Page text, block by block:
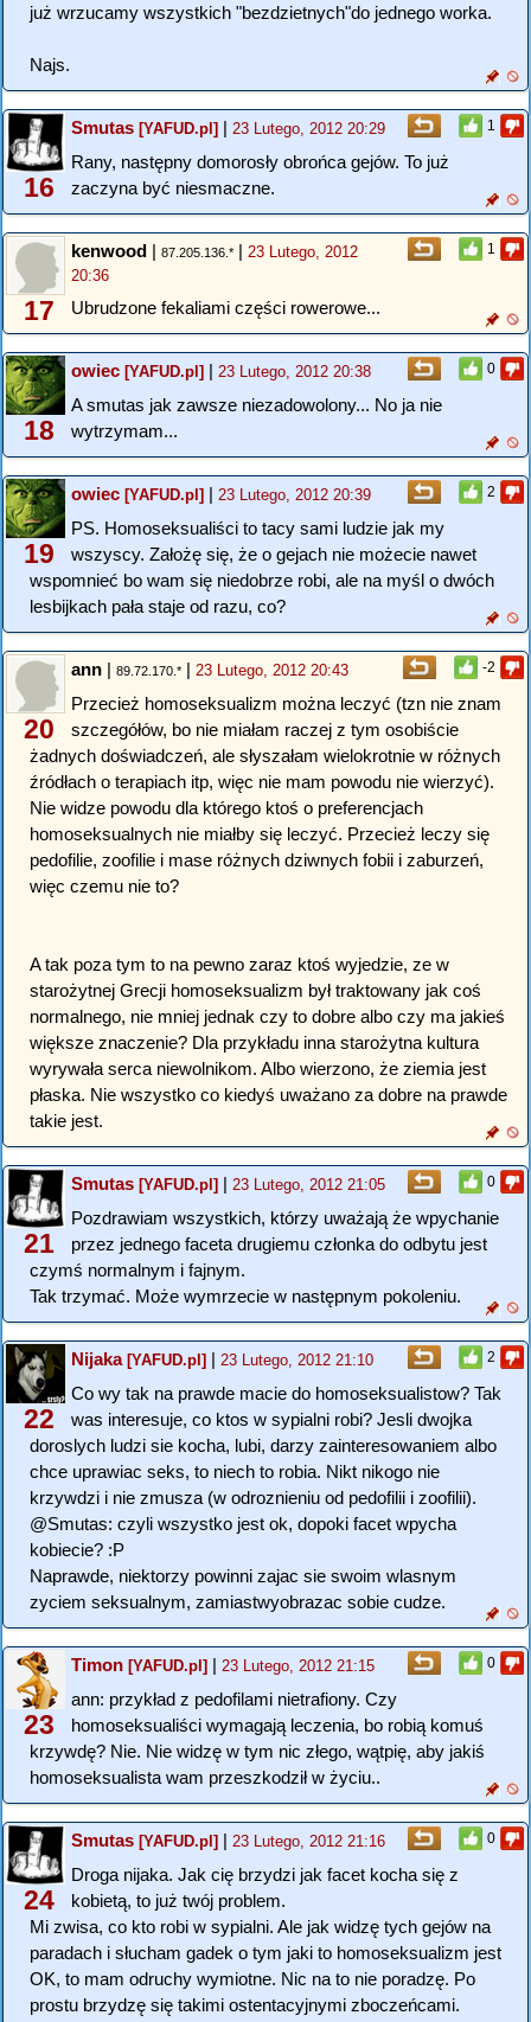
już wrzucamy wszystkich "bezdzietnych"do jednego worka.
Najs.
1
16
Smutas [YAFUD.pl] | 23 Lutego, 2012 20:29
Rany, następny domorosły obrońca gejów. To już
zaczyna być niesmaczne.
1
17
kenwood | 87.205.136.* | 23 Lutego, 2012
20:36
Ubrudzone fekaliami części rowerowe...
0
18
owiec [YAFUD.pl] | 23 Lutego, 2012 20:38
A smutas jak zawsze niezadowolony... No ja nie
wytrzymam...
2
19
owiec [YAFUD.pl] | 23 Lutego, 2012 20:39
PS. Homoseksualiści to tacy sami ludzie jak my
wszyscy. Założę się, że o gejach nie możecie nawet
wspomnieć bo wam się niedobrze robi, ale na myśl o dwóch
lesbijkach pała staje od razu, co?
-2
20
ann | 89.72.170.* | 23 Lutego, 2012 20:43
Przecież homoseksualizm można leczyć (tzn nie znam
szczegółów, bo nie miałam raczej z tym osobiście
żadnych doświadczeń, ale słyszałam wielokrotnie w różnych
źródłach o terapiach itp, więc nie mam powodu nie wierzyć).
Nie widze powodu dla którego ktoś o preferencjach
homoseksualnych nie miałby się leczyć. Przecież leczy się
pedofilie, zoofilie i mase różnych dziwnych fobii i zaburzeń,
więc czemu nie to?
A tak poza tym to na pewno zaraz ktoś wyjedzie, ze w
starożytnej Grecji homoseksualizm był traktowany jak coś
normalnego, nie mniej jednak czy to dobre albo czy ma jakieś
większe znaczenie? Dla przykładu inna starożytna kultura
wyrywała serca niewolnikom. Albo wierzono, że ziemia jest
płaska. Nie wszystko co kiedyś uważano za dobre na prawde
takie jest.
0
21
Smutas [YAFUD.pl] | 23 Lutego, 2012 21:05
Pozdrawiam wszystkich, którzy uważają że wpychanie
przez jednego faceta drugiemu członka do odbytu jest
czymś normalnym i fajnym.
Tak trzymać. Może wymrzecie w następnym pokoleniu.
2
22
Nijaka[YAFUD.pl] | 23 Lutego, 2012 21:10
Co wy tak na prawde macie do homoseksualistow? Tak
was interesuje, co ktos w sypialni robi? Jesli dwojka
doroslych ludzi sie kocha, lubi, darzy zainteresowaniem albo
chce uprawiac seks, to niech to robia. Nikt nikogo nie
krzywdzi i nie zmusza (w odroznieniu od pedofilii i zoofilii).
@Smutas: czyli wszystko jest ok, dopoki facet wpycha
kobiecie? :P
Naprawde, niektorzy powinni zajac sie swoim wlasnym
zyciem seksualnym, zamiastwyobrazac sobie cudze.
0
23
Timon [YAFUD.pl] | 23 Lutego, 2012 21:15
ann: przykład z pedofilami nietrafiony. Czy
homoseksualiści wymagają leczenia, bo robią komuś
krzywdę? Nie. Nie widzę w tym nic złego, wątpię, aby jakiś
homoseksualista wam przeszkodził w życiu..
0
24
Smutas [YAFUD.pl] | 23 Lutego, 2012 21:16
Droga nijaka. Jak cię brzydzi jak facet kocha się z
kobietą, to już twój problem.
Mi zwisa, co kto robi w sypialni. Ale jak widzę tych gejów na
paradach i słucham gadek o tym jaki to homoseksualizm jest
OK, to mam odruchy wymiotne. Nic na to nie poradzę. Po
prostu brzydzę się takimi ostentacyjnymi zboczeńcami.